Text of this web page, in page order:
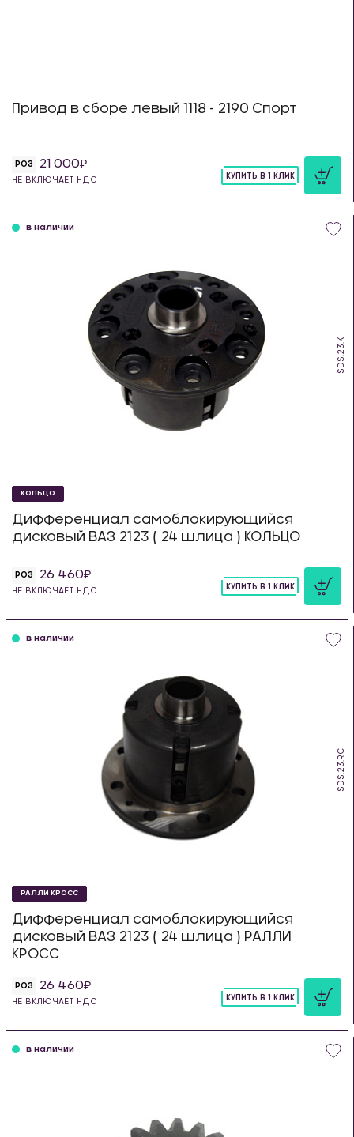
Привод в сборе левый 1118 - 2190 Спорт
РОЗ 21 000
НЕ ВКЛЮЧАЕТ НДС
КУПИТЬ В 1 КЛИК
SDS.23.K
в наличии
КОЛЬЦО
Дифференциал самоблокирующийся
дисковый ВАЗ 2123 ( 24 шлица ) КОЛЬЦО
РОЗ 26 460
НЕ ВКЛЮЧАЕТ НДС
КУПИТЬ В 1 КЛИК
SDS.23.RC
в наличии
РАЛЛИ КРОСС
Дифференциал самоблокирующийся
дисковый ВАЗ 2123 ( 24 шлица ) РАЛЛИ
КРОСС
РОЗ 26 460
НЕ ВКЛЮЧАЕТ НДС
КУПИТЬ В 1 КЛИК
в наличии